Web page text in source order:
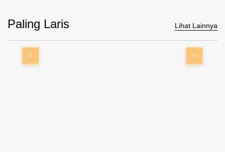
Paling Laris Lihat Lainnya
< >